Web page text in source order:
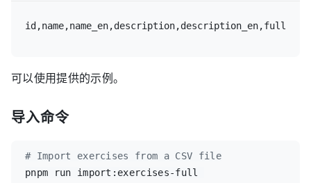
可以使用提供的示例。
导入命令
# Import exercises from a CSV file
pnpm run import:exercises-full